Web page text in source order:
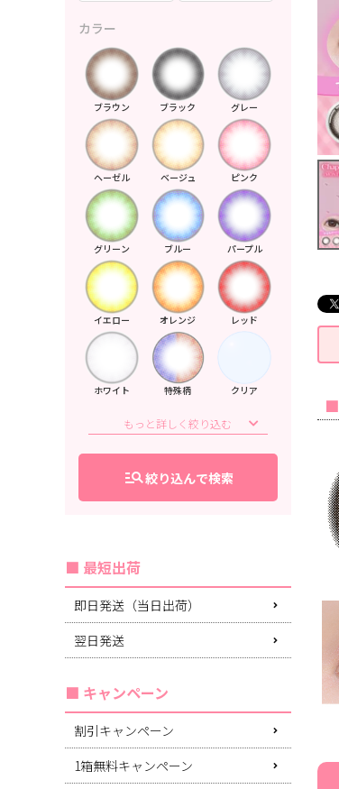
カラー
ブラウン ブラック グレー
ヘーゼル ベージュ ピンク
グリーン ブルー パープル
イエロー オレンジ レッド
ホワイト 特殊柄 クリア
manage_search絞り込んで検索
最短出荷
即日発送（当日出荷）
翌日発送
キャンペーン
割引キャンペーン
1箱無料キャンペーン